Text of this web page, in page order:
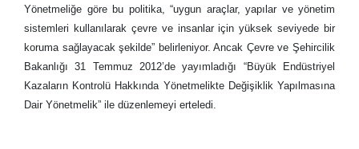
Yönetmeliğe göre bu politika, “uygun araçlar, yapılar ve yönetim
sistemleri kullanılarak çevre ve insanlar için yüksek seviyede bir
koruma sağlayacak şekilde” belirleniyor. Ancak Çevre ve Şehircilik
Bakanlığı 31 Temmuz 2012’de yayımladığı “Büyük Endüstriyel
Kazaların Kontrolü Hakkında Yönetmelikte Değişiklik Yapılmasına
Dair Yönetmelik” ile düzenlemeyi erteledi.